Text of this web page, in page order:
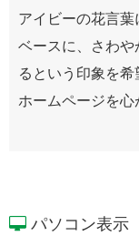
アイビーの花言
ベースに、さわや
るという印象を
ホームページを心
パソコン表示